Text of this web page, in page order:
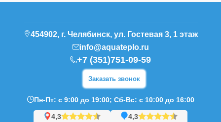
454902, г. Челябинск, ул. Гостевая 3, 1 этаж
info@aquateplo.ru
+7 (351)751-09-59
Заказать звонок
Пн-Пт: с 9:00 до 19:00; Сб-Вс: с 10:00 до 16:00
4,3 4,3